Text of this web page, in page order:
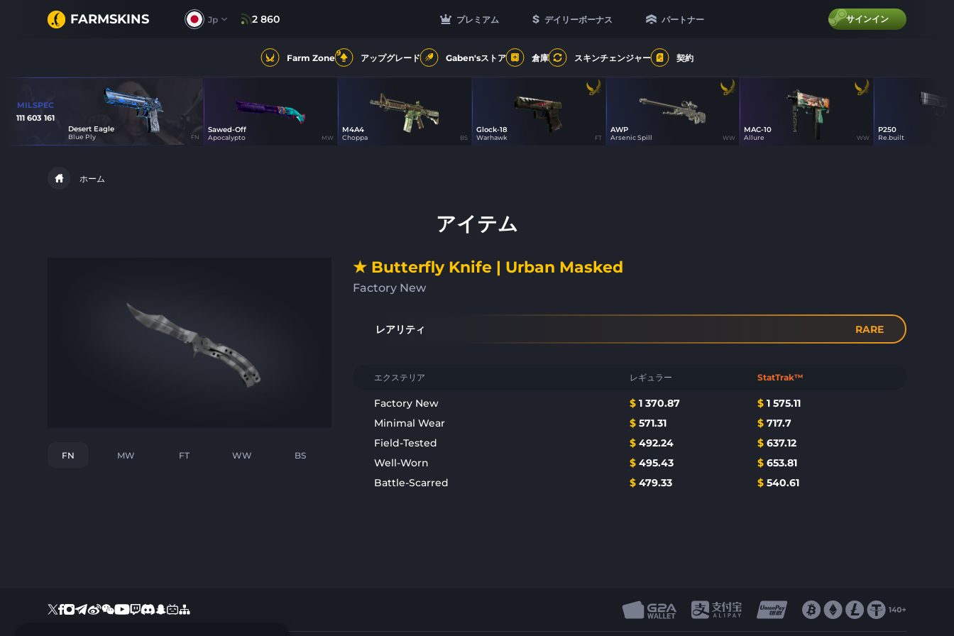
FARMSKINS プレミアム デイリーボーナス パートナー
Jp 2 860 サインイン
Farm Zone9 アップグレード Gaben'sストア 倉庫 スキンチェンジャー 契約
MILSPEC
111 603 161
Desert Eagle
Blue Ply FN
Sawed-Off
Apocalypto MW
M4A4
Choppa BS
Glock-18
Warhawk FT 75
AWP
Arsenic Spill WW
MAC-10
Allure WW
P250
Re.built
ホーム
アイテム
FN MW FT WW BS
★ Butterfly Knife | Urban Masked
Factory New
レアリティ RARE
エクステリア レギュラー StatTrak™
Factory New $ 1 370.87 $ 1 575.11
Minimal Wear
$ 571.31 $ 717.7
Field-Tested
$ 492.24 $ 637.12
Well-Worn
$ 495.43 $ 653.81
Battle-Scarred
$ 479.33 $ 540.61